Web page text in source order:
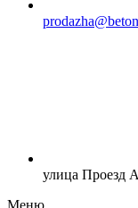
улица Проезд
Меню